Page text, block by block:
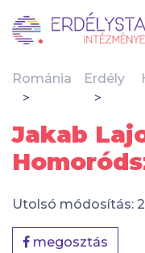
Románia Erdély
Jakab
Utolsó módosítás:
megosztás